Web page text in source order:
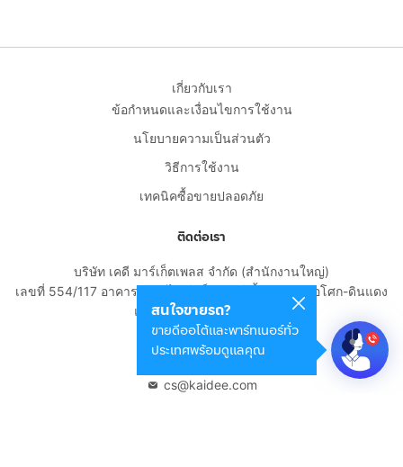
สนใจขายรถ?
ขายดีออโต้และพาร์ทเนอร์ทั่ว
ประเทศพร้อมดูแลคุณ
เกี่ยวกับเรา
ข้อกำหนดและเงื่อนไขการใช้งาน
นโยบายความเป็นส่วนตัว
วิธีการใช้งาน
เทคนิคซื้อขายปลอดภัย
ติดต่อเรา
บริษัท เคดี มาร์เก็ตเพลส จำกัด (สำนักงานใหญ่)
เลขที่ 554/117 อาคารสกายไนน์ เซ็นเตอร์ ชั้น 22 ถนนอโศก-ดินแดง
แขวงดินแดง เขตดินแดง
กรุงเทพมหานคร 10400
cs@kaidee.com